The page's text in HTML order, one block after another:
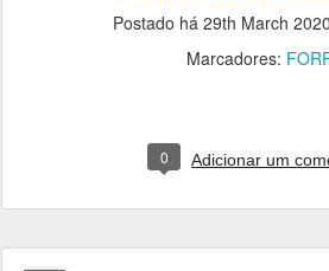
Postado há 29th March 2020
Marcadores:
0 Adicionar um